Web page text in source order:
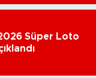
Süper Loto